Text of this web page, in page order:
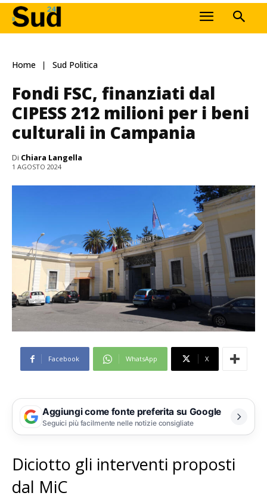
Home Sud Politica
Fondi FSC, finanziati dal
CIPESS 212 milioni per i beni
culturali in Campania
Di Chiara Langella
1 AGOSTO 2024
Facebook WhatsApp X
Aggiungi come fonte preferita su Google
Seguici più facilmente nelle notizie consigliate
Diciotto gli interventi proposti
dal MiC